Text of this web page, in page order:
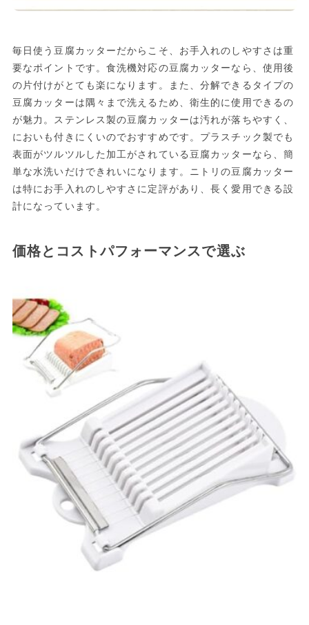
毎日使う豆腐カッターだからこそ、お手入れのしやすさは重
要なポイントです。食洗機対応の豆腐カッターなら、使用後
の片付けがとても楽になります。また、分解できるタイプの
豆腐カッターは隅々まで洗えるため、衛生的に使用できるの
が魅力。ステンレス製の豆腐カッターは汚れが落ちやすく、
においも付きにくいのでおすすめです。プラスチック製でも
表面がツルツルした加工がされている豆腐カッターなら、簡
単な水洗いだけできれいになります。ニトリの豆腐カッター
は特にお手入れのしやすさに定評があり、長く愛用できる設
計になっています。
価格とコストパフォーマンスで選ぶ